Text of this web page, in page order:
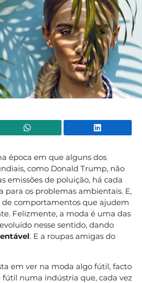
WhatsApp
época em que alguns dos
como Donald Trump, não
emissões de poluição, há cada
para os problemas ambientais. E,
de comportamentos que ajudem
Felizmente, a moda é uma das
nesse sentido, dando
. E a roupas amigas do
em ver na moda algo fútil, facto
numa indústria que, cada vez